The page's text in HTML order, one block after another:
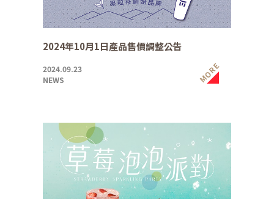
2024年10月1日產品售價調整公告
2024.09.23
NEWS
MORE